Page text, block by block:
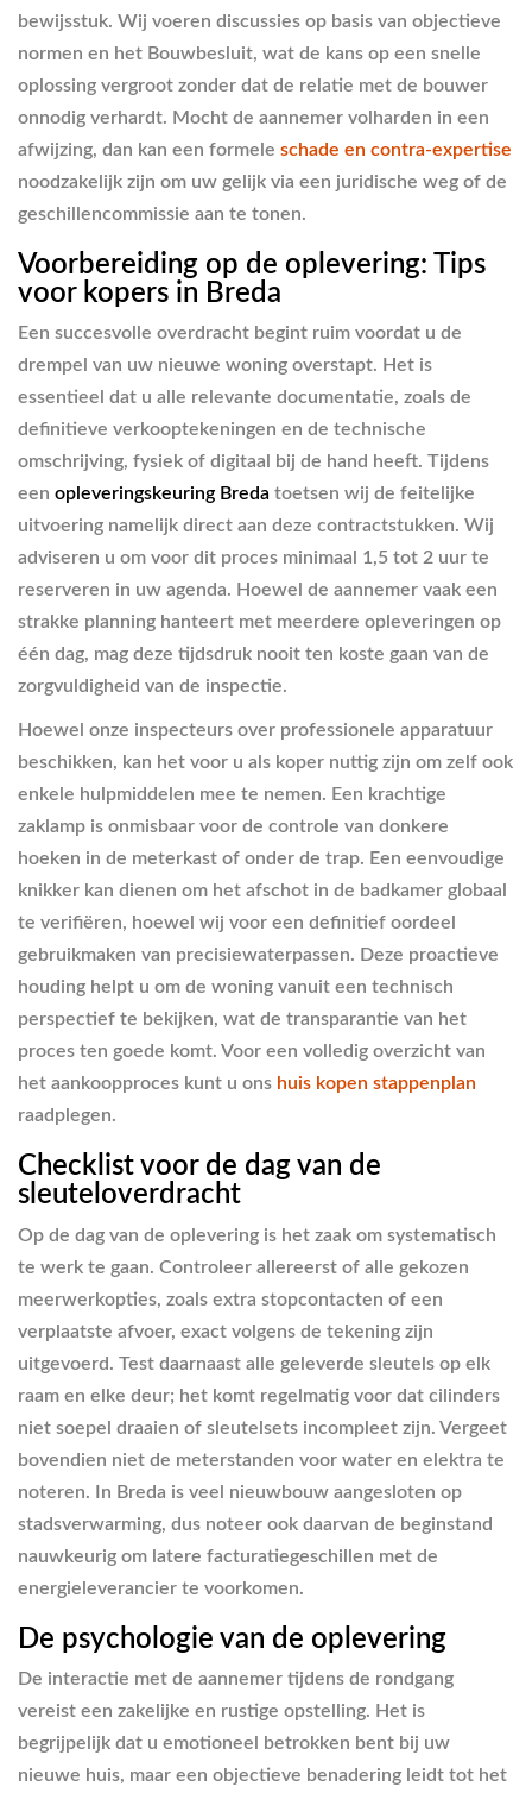
bewijsstuk. Wij voeren discussies op basis van objectieve
normen en het Bouwbesluit, wat de kans op een snelle
oplossing vergroot zonder dat de relatie met de bouwer
onnodig verhardt. Mocht de aannemer volharden in een
afwijzing, dan kan een formele schade en contra-expertise
noodzakelijk zijn om uw gelijk via een juridische weg of de
geschillencommissie aan te tonen.
Voorbereiding op de oplevering: Tips
voor kopers in Breda
Een succesvolle overdracht begint ruim voordat u de
drempel van uw nieuwe woning overstapt. Het is
essentieel dat u alle relevante documentatie, zoals de
definitieve verkooptekeningen en de technische
omschrijving, fysiek of digitaal bij de hand heeft. Tijdens
een opleveringskeuring Breda toetsen wij de feitelijke
uitvoering namelijk direct aan deze contractstukken. Wij
adviseren u om voor dit proces minimaal 1,5 tot 2 uur te
reserveren in uw agenda. Hoewel de aannemer vaak een
strakke planning hanteert met meerdere opleveringen op
één dag, mag deze tijdsdruk nooit ten koste gaan van de
zorgvuldigheid van de inspectie.
Hoewel onze inspecteurs over professionele apparatuur
beschikken, kan het voor u als koper nuttig zijn om zelf ook
enkele hulpmiddelen mee te nemen. Een krachtige
zaklamp is onmisbaar voor de controle van donkere
hoeken in de meterkast of onder de trap. Een eenvoudige
knikker kan dienen om het afschot in de badkamer globaal
te verifiëren, hoewel wij voor een definitief oordeel
gebruikmaken van precisiewaterpassen. Deze proactieve
houding helpt u om de woning vanuit een technisch
perspectief te bekijken, wat de transparantie van het
proces ten goede komt. Voor een volledig overzicht van
het aankoopproces kunt u ons huis kopen stappenplan
raadplegen.
Checklist voor de dag van de
sleuteloverdracht
Op de dag van de oplevering is het zaak om systematisch
te werk te gaan. Controleer allereerst of alle gekozen
meerwerkopties, zoals extra stopcontacten of een
verplaatste afvoer, exact volgens de tekening zijn
uitgevoerd. Test daarnaast alle geleverde sleutels op elk
raam en elke deur; het komt regelmatig voor dat cilinders
niet soepel draaien of sleutelsets incompleet zijn. Vergeet
bovendien niet de meterstanden voor water en elektra te
noteren. In Breda is veel nieuwbouw aangesloten op
stadsverwarming, dus noteer ook daarvan de beginstand
nauwkeurig om latere facturatiegeschillen met de
energieleverancier te voorkomen.
De psychologie van de oplevering
De interactie met de aannemer tijdens de rondgang
vereist een zakelijke en rustige opstelling. Het is
begrijpelijk dat u emotioneel betrokken bent bij uw
nieuwe huis, maar een objectieve benadering leidt tot het